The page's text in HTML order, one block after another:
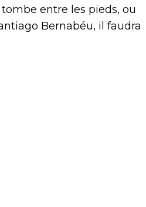
entre les pieds, ou
Bernabéu, il faudra